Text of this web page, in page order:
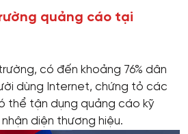
quảng cáo tại
có đến khoảng 76% dân
dùng Internet, chứng tỏ các
thể tận dụng quảng cáo kỹ
diện thương hiệu.